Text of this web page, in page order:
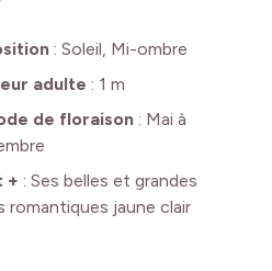
: Soleil, Mi-ombre
adulte : 1 m
de floraison: Mai à
+ : Ses belles et grandes
romantiques jaune clair